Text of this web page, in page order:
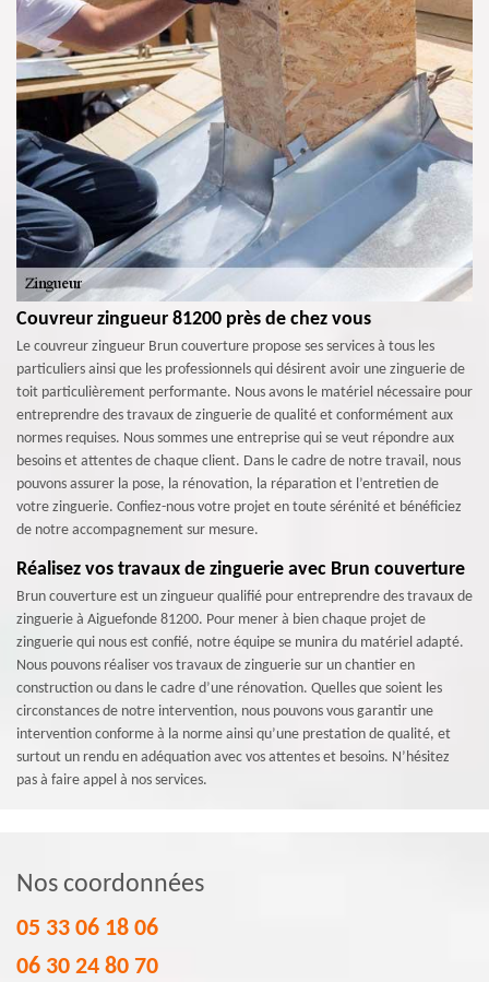
Couvreur zingueur 81200 près de chez vous
Le couvreur zingueur Brun couverture propose ses services à tous les
particuliers ainsi que les professionnels qui désirent avoir une zinguerie de
toit particulièrement performante. Nous avons le matériel nécessaire pour
entreprendre des travaux de zinguerie de qualité et conformément aux
normes requises. Nous sommes une entreprise qui se veut répondre aux
besoins et attentes de chaque client. Dans le cadre de notre travail, nous
pouvons assurer la pose, la rénovation, la réparation et l’entretien de
votre zinguerie. Confiez-nous votre projet en toute sérénité et bénéficiez
de notre accompagnement sur mesure.
Réalisez vos travaux de zinguerie avec Brun couverture
Brun couverture est un zingueur qualifié pour entreprendre des travaux de
zinguerie à Aiguefonde 81200. Pour mener à bien chaque projet de
zinguerie qui nous est confié, notre équipe se munira du matériel adapté.
Nous pouvons réaliser vos travaux de zinguerie sur un chantier en
construction ou dans le cadre d’une rénovation. Quelles que soient les
circonstances de notre intervention, nous pouvons vous garantir une
intervention conforme à la norme ainsi qu’une prestation de qualité, et
surtout un rendu en adéquation avec vos attentes et besoins. N’hésitez
pas à faire appel à nos services.
Nos coordonnées
05 33 06 18 06
06 30 24 80 70